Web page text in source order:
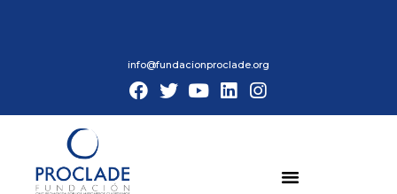
info@fundacionproclade.org